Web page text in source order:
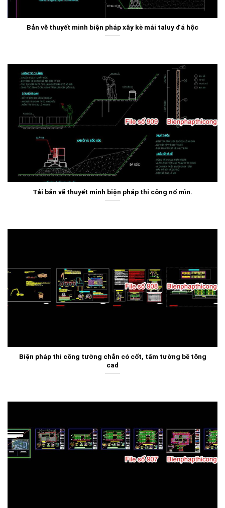
Bản vẽ thuyết minh biện pháp xây kè mái taluy đá hộc
Tải bản vẽ thuyết minh biện pháp thi công nổ mìn.
Biện pháp thi công tường chắn có cốt, tấm tường bê tông
cad